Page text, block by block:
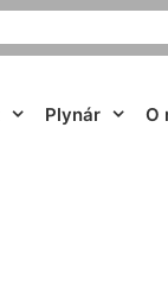
Plynár O